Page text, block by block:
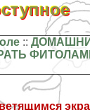
::